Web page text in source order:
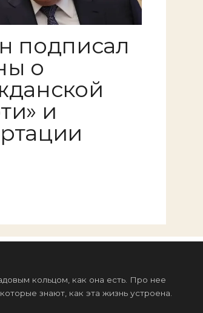
подписал
о
и
кольцом, как она есть. Про нее
знают, как эта жизнь устроена.